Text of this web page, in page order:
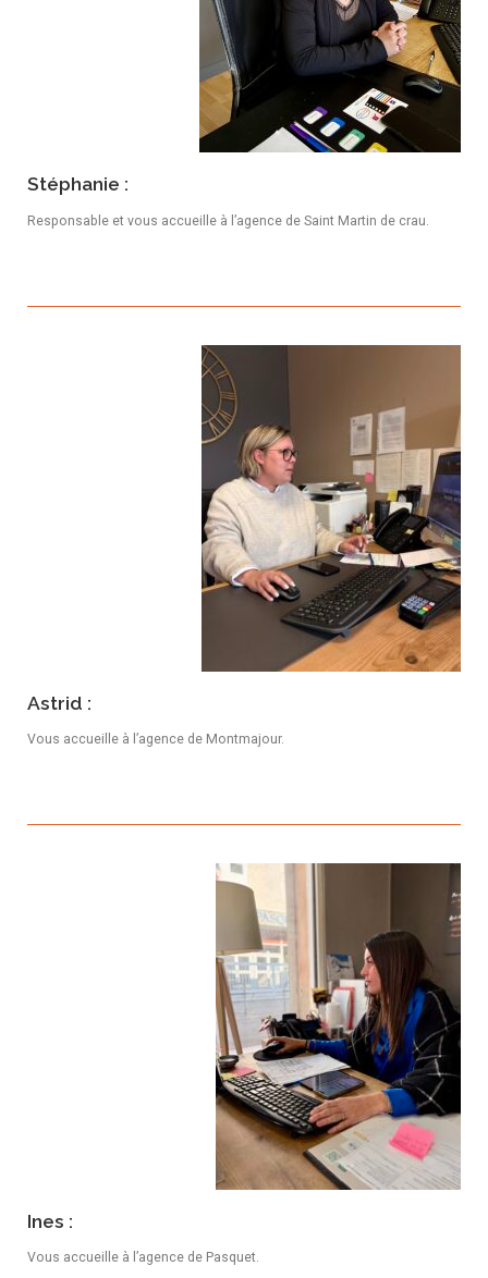
Stéphanie :
Responsable et vous accueille à l’agence de Saint Martin de crau.
Astrid :
Vous accueille à l’agence de Montmajour.
Ines :
Vous accueille à l’agence de Pasquet.